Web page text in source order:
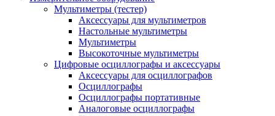
Мультиметры (тестер)
Аксессуары для мультиметров
Настольные мультиметры
Мультиметры
Высокоточные мультиметры
Цифровые осциллографы и аксессуары
Аксессуары для осциллографов
Осциллографы
Осциллографы портативные
Аналоговые осциллографы